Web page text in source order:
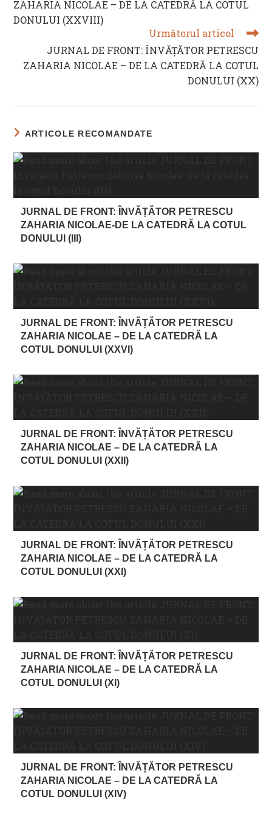
ZAHARIA NICOLAE – DE LA CATEDRĂ LA COTUL
DONULUI (XXVIII)
Următorul articol
JURNAL DE FRONT: ÎNVĂȚĂTOR PETRESCU
ZAHARIA NICOLAE – DE LA CATEDRĂ LA COTUL
DONULUI (XX)
ARTICOLE RECOMANDATE
JURNAL DE FRONT: ÎNVĂȚĂTOR PETRESCU
ZAHARIA NICOLAE-DE LA CATEDRĂ LA COTUL
DONULUI (III)
JURNAL DE FRONT: ÎNVĂȚĂTOR PETRESCU
ZAHARIA NICOLAE – DE LA CATEDRĂ LA
COTUL DONULUI (XXVI)
JURNAL DE FRONT: ÎNVĂȚĂTOR PETRESCU
ZAHARIA NICOLAE – DE LA CATEDRĂ LA
COTUL DONULUI (XXII)
JURNAL DE FRONT: ÎNVĂȚĂTOR PETRESCU
ZAHARIA NICOLAE – DE LA CATEDRĂ LA
COTUL DONULUI (XXI)
JURNAL DE FRONT: ÎNVĂȚĂTOR PETRESCU
ZAHARIA NICOLAE – DE LA CATEDRĂ LA
COTUL DONULUI (XI)
JURNAL DE FRONT: ÎNVĂȚĂTOR PETRESCU
ZAHARIA NICOLAE – DE LA CATEDRĂ LA
COTUL DONULUI (XIV)